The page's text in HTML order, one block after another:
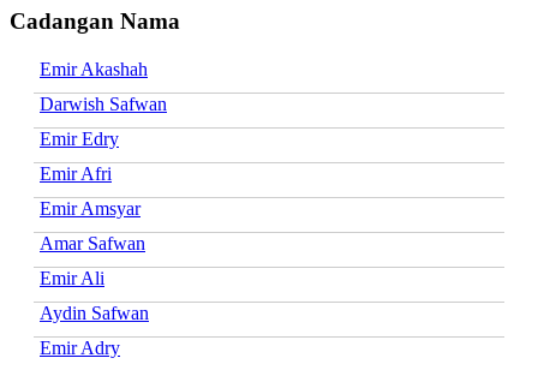
Cadangan Nama
Emir Akashah
Darwish Safwan
Emir Edry
Emir Afri
Emir Amsyar
Amar Safwan
Emir Ali
Aydin Safwan
Emir Adry